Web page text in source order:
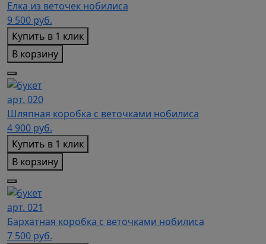
Елка из веточек нобилиса
9 500 руб.
Купить в 1 клик
В корзину
арт. 020
Шляпная коробка с веточками нобилиса
4 900 руб.
Купить в 1 клик
В корзину
арт. 021
Бархатная коробка с веточками нобилиса
7 500 руб.